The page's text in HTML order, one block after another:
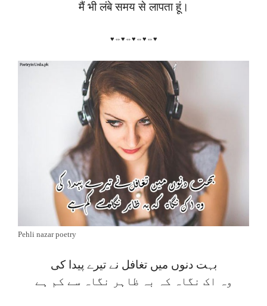
मैं भी लंबे समय से लापता हूं।
♥⇔♥⇔♥⇔♥⇔♥
Pehli nazar poetry
بہت دنوں میں تغافل نے تیرے پیدا کی
وہ اک نگاہ کہ بہ ظاہر نگاہ سے کم ہے